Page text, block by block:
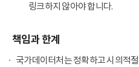
링크하지 않아야 합니다.
책임과 한계
국가데이터처는 정확하고 시의적